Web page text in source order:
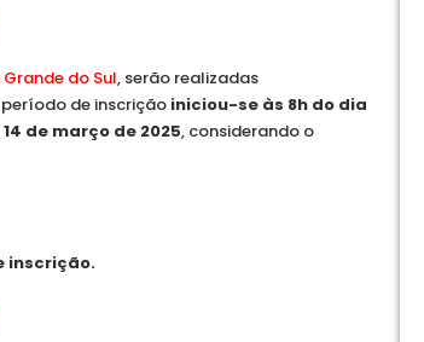
Grande do Sul, serão realizadas
período de inscrição iniciou-se às 8h do dia
de março de 2025, considerando o
inscrição.